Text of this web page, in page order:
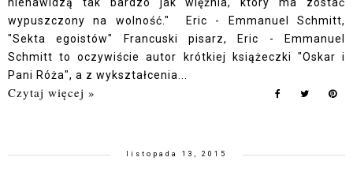
wypuszczony na wolność." Eric - Emmanuel Schmitt,
"Sekta egoistów" Francuski pisarz, Eric - Emmanuel
Schmitt to oczywiście autor krótkiej książeczki "Oskar i
Pani Róża", a z wykształcenia...
Czytaj więcej »
listopada 13, 2015